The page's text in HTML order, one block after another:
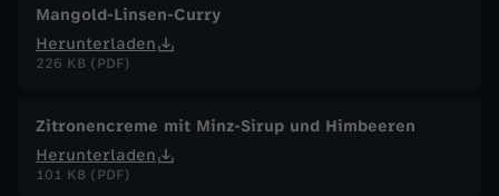
Mangold-Linsen-Curry
Herunterladen
226 KB (PDF)
Zitronencreme mit Minz-Sirup und Himbeeren
Herunterladen
101 KB (PDF)